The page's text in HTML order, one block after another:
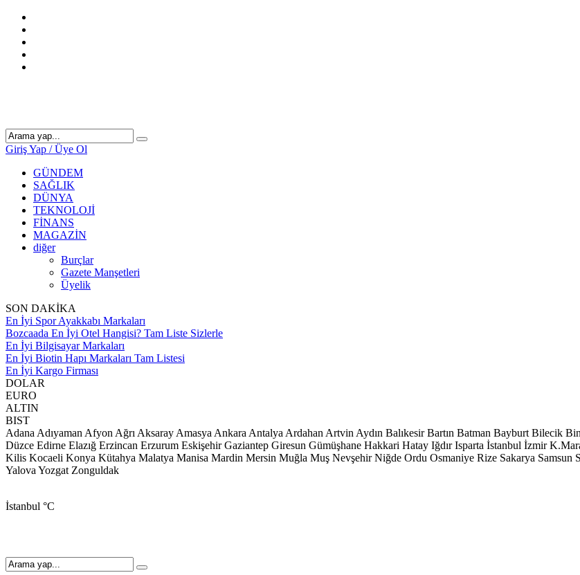
Giriş Yap / Üye Ol
GÜNDEM
SAĞLIK
DÜNYA
TEKNOLOJİ
FİNANS
MAGAZİN
diğer
Burçlar
Gazete Manşetleri
Üyelik
SON DAKİKA
En İyi Spor Ayakkabı Markaları
Bozcaada En İyi Otel Hangisi? Tam Liste Sizlerle
En İyi Bilgisayar Markaları
En İyi Biotin Hapı Markaları Tam Listesi
En İyi Kargo Firması
DOLAR
EURO
ALTIN
BIST
Adana Adıyaman Afyon Ağrı Aksaray Amasya Ankara Antalya Ardahan Artvin Aydın Balıkesir Bartın Batman Bayburt Bilecik
Düzce Edirne Elazığ Erzincan Erzurum Eskişehir Gaziantep Giresun Gümüşhane Hakkari Hatay Iğdır Isparta İstanbul İzmir
Kilis Kocaeli Konya Kütahya Malatya Manisa Mardin Mersin Muğla Muş Nevşehir Niğde Ordu Osmaniye Rize Sakarya Samsun
Yalova Yozgat Zonguldak
İstanbul °C